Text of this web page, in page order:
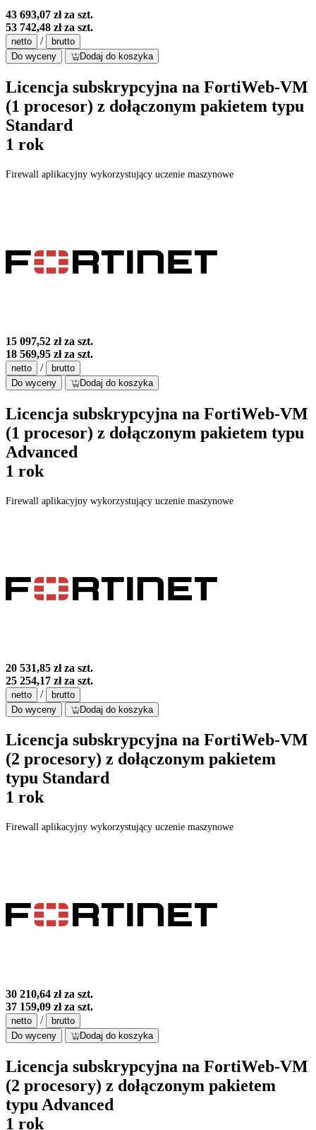
43 693,07 złza szt.
53 742,48 złza szt.
netto /
brutto
Do wyceny
Dodaj do koszyka
Licencja subskrypcyjna na FortiWeb-VM
(1 procesor) z dołączonym pakietem typu
Standard
1 rok
Firewall aplikacyjny wykorzystujący uczenie maszynowe
15 097,52 złza szt.
18 569,95 złza szt.
netto /
brutto
Do wyceny
Dodaj do koszyka
Licencja subskrypcyjna na FortiWeb-VM
(1 procesor) z dołączonym pakietem typu
Advanced
1 rok
Firewall aplikacyjny wykorzystujący uczenie maszynowe
20 531,85 złza szt.
25 254,17 złza szt.
netto /
brutto
Do wyceny
Dodaj do koszyka
Licencja subskrypcyjna na FortiWeb-VM
(2 procesory) z dołączonym pakietem
typu Standard
1 rok
Firewall aplikacyjny wykorzystujący uczenie maszynowe
30 210,64 złza szt.
37 159,09 złza szt.
netto /
brutto
Do wyceny
Dodaj do koszyka
Licencja subskrypcyjna na FortiWeb-VM
(2 procesory) z dołączonym pakietem
typu Advanced
1 rok